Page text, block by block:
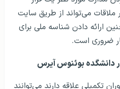
ملاقات می‌تواند از طریق سایت
ارائه دادن شناسه ملی برای
ضروری است.
دانشگده بوئنوس آیرس
تکمیلی علاقه دارند می‌توانند